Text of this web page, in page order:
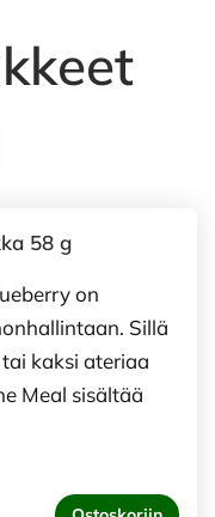
58 g
on
Sillä
kaksi ateriaa
Meal sisältää